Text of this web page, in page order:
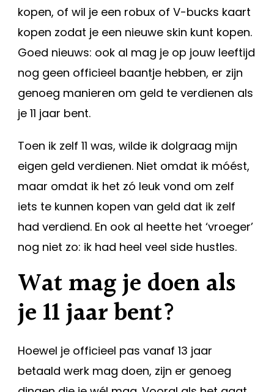
kopen, of wil je een robux of V-bucks kaart
kopen zodat je een nieuwe skin kunt kopen.
Goed nieuws: ook al mag je op jouw leeftijd
nog geen officieel baantje hebben, er zijn
genoeg manieren om geld te verdienen als
je 11 jaar bent.
Toen ik zelf 11 was, wilde ik dolgraag mijn
eigen geld verdienen. Niet omdat ik móést,
maar omdat ik het zó leuk vond om zelf
iets te kunnen kopen van geld dat ik zelf
had verdiend. En ook al heette het ‘vroeger’
nog niet zo: ik had heel veel side hustles.
Wat mag je doen als
je 11 jaar bent?
Hoewel je officieel pas vanaf 13 jaar
betaald werk mag doen, zijn er genoeg